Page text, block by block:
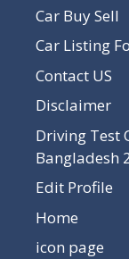
Car Buy Sell
Car Listing
Contact US
Disclaimer
Driving Test
Bangladesh
Edit Profile
Home
icon page